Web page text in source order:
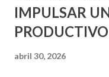
IMPULSAR
PRODUCTIVO
abril 30, 2026